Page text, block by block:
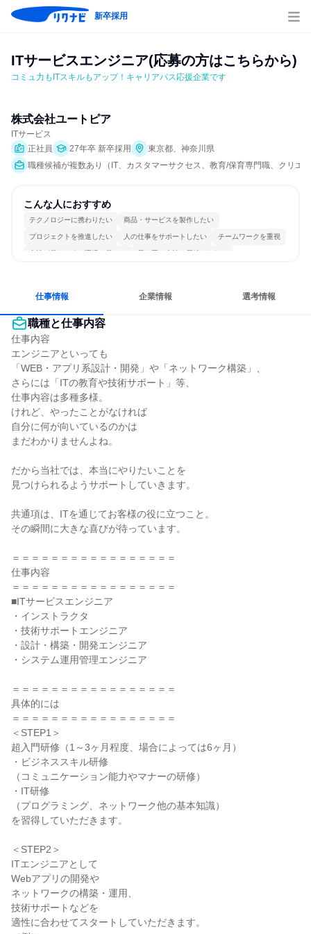
新卒採用
ITサービスエンジニア(応募の方はこちらから)
コミュ力もITスキルもアップ！キャリアパス応援企業です
株式会社ユートピア
ITサービス
正社員
27年卒 新卒採用
東京都、神奈川県
職種候補が複数あり（IT、カスタマーサクセス、教育/保育専門職、クリエ
こんな人におすすめ
テクノロジーに携わりたい 商品・サービスを製作したい
プロジェクトを推進したい 人の仕事をサポートしたい チームワークを重視
女性が働きやすい環境で働ける 長く同じ会社に居続けられる
仕事情報 企業情報 選考情報
職種と仕事内容
仕事内容
エンジニアといっても
「WEB・アプリ系設計・開発」や「ネットワーク構築」、
さらには「ITの教育や技術サポート」等、
仕事内容は多種多様。
けれど、やったことがなければ
自分に何が向いているのかは
まだわかりませんよね。
だから当社では、本当にやりたいことを
見つけられるようサポートしていきます。
共通項は、ITを通じてお客様の役に立つこと。
その瞬間に大きな喜びが待っています。
＝＝＝＝＝＝＝＝＝＝＝＝＝＝＝＝＝
仕事内容
＝＝＝＝＝＝＝＝＝＝＝＝＝＝＝＝＝
■ITサービスエンジニア
・インストラクタ
・技術サポートエンジニア
・設計・構築・開発エンジニア
・システム運用管理エンジニア
＝＝＝＝＝＝＝＝＝＝＝＝＝＝＝＝＝
具体的には
＝＝＝＝＝＝＝＝＝＝＝＝＝＝＝＝＝
＜STEP1＞
超入門研修（1～3ヶ月程度、場合によっては6ヶ月）
・ビジネススキル研修
（コミュニケーション能力やマナーの研修）
・IT研修
（プログラミング、ネットワーク他の基本知識）
を習得していただきます。
＜STEP2＞
ITエンジニアとして
Webアプリの開発や
ネットワークの構築・運用、
技術サポートなどを
適性に合わせてスタートしていただきます。